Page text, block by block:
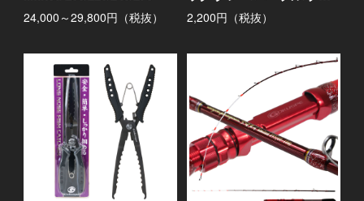
24,000～29,800円（税抜）
ック
2,200円（税抜）